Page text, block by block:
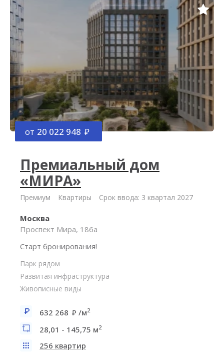
от 20 022 948
Премиальный дом
«МИРА»
Премиум Квартиры Срок ввода: 3 квартал 2027
Москва
Проспект Мира, 186а
Старт бронирования!
Парк рядом
Развитая инфраструктура
Живописные виды
632 268 /м2
28,01 - 145,75 м2
256 квартир